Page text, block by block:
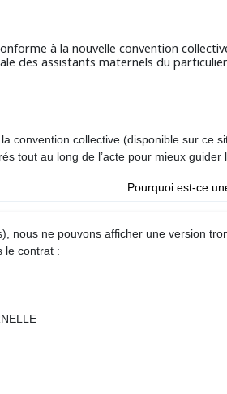
à la nouvelle convention
des assistants maternels du
convention collective (disponible sur ce
tout au long de l’acte pour mieux guider
Pourquoi est-ce
nous ne pouvons afficher une version
le contrat :